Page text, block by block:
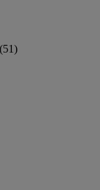
(51)